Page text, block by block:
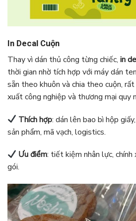
In Decal Cuộn
Thay vì dán thủ công từng chiếc, in
thời gian nhờ tích hợp với máy dán
sẵn theo khuôn và chia theo cuộn,
xuất công nghiệp và thương mại quy
Thích hợp: dán lên bao bì hộp
sản phẩm, mã vạch, logistics.
Ưu điểm: tiết kiệm nhân lực, chính
gói.